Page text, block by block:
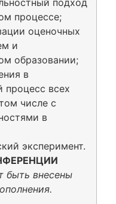
процессе;
оценочных
и
образовании;
в
процесс всех
числе с
в
эксперимент.
быть внесены